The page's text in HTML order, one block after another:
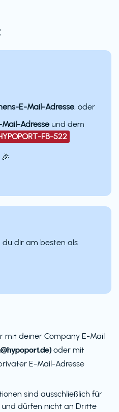
E-Mail-Adresse, oder
Adresse und dem
FB-522
du dir am besten als
mit deiner Company E-Mail
oder mit
E-Mail-Adresse
sind ausschließlich für
dürfen nicht an Dritte